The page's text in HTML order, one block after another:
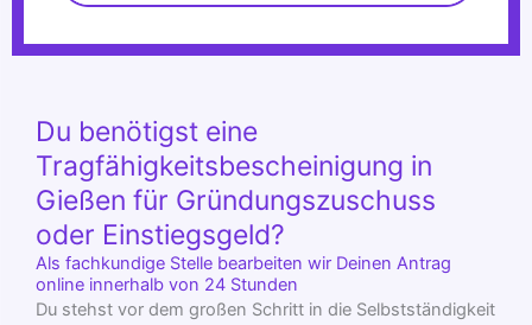
Du benötigst eine
Tragfähigkeitsbescheinigung in
Gießen für Gründungszuschuss
oder Einstiegsgeld?
Als fachkundige Stelle bearbeiten wir Deinen Antrag
online innerhalb von 24 Stunden
Du stehst vor dem großen Schritt in die Selbstständigkeit